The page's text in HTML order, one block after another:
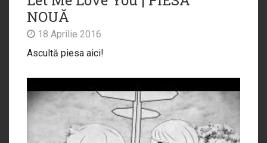
NOUĂ
18 Aprilie 2016
Ascultă piesa aici!